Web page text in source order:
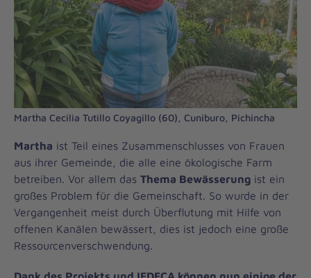
Martha Cecilia Tutillo Coyagillo (60), Cuniburo, Pichincha
Martha ist Teil eines Zusammenschlusses von Frauen
aus ihrer Gemeinde, die alle eine ökologische Farm
betreiben. Vor allem das Thema Bewässerung ist ein
großes Problem für die Gemeinschaft. So wurde in der
Vergangenheit meist durch Überflutung mit Hilfe von
offenen Kanälen bewässert, dies ist jedoch eine große
Ressourcenverschwendung.